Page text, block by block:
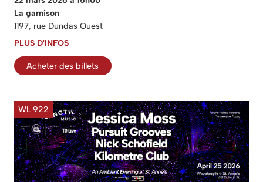
La garnison
1197, rue Dundas Ouest
PLUS D'INFOS
Acheter des billets
WL 922